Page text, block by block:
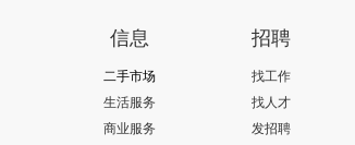
信息
二手市场
生活服务
商业服务
招聘
找工作
找人才
发招聘